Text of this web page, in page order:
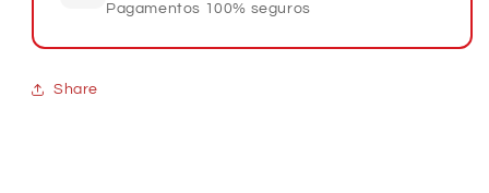
Pagamentos 100% seguros
Share